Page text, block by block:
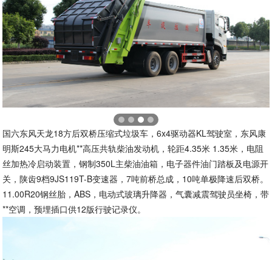
国六东风天龙18方后双桥压缩式垃圾车，6x4驱动器KL驾驶室，东风康
明斯245大马力电机**高压共轨柴油发动机，轮距4.35米 1.35米，电阻
丝加热冷启动装置，钢制350L主柴油油箱，电子器件油门踏板及电源开
关，陕齿9档9JS119T-B变速器，7吨前桥总成，10吨单极降速后双桥。
11.00R20钢丝胎，ABS，电动式玻璃升降器，气囊减震驾驶员坐椅，带
**空调，预埋插口供12版行驶记录仪。